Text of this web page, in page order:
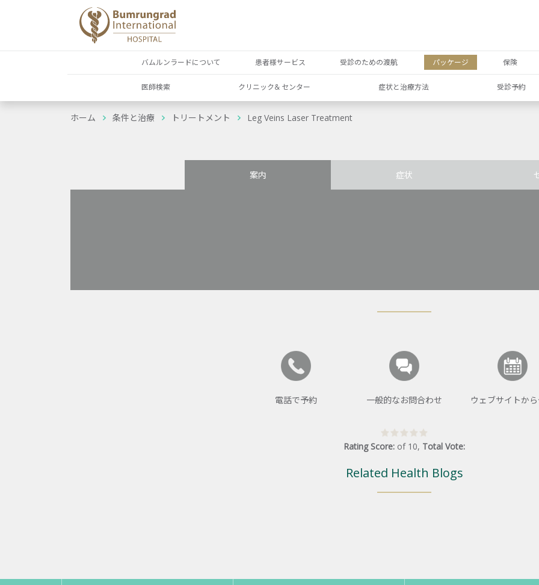
バムルンラードについて 患者様サービス 受診のための渡航 パッケージ 保険
医師検索 クリニック& センター 症状と治療方法 受診予約
ホーム 条件と治療 トリートメント Leg Veins Laser Treatment
案内 症状
電話で予約 一般的なお問合わせ ウェブサイトか
Rating Score: of 10, Total Vote:
Related Health Blogs